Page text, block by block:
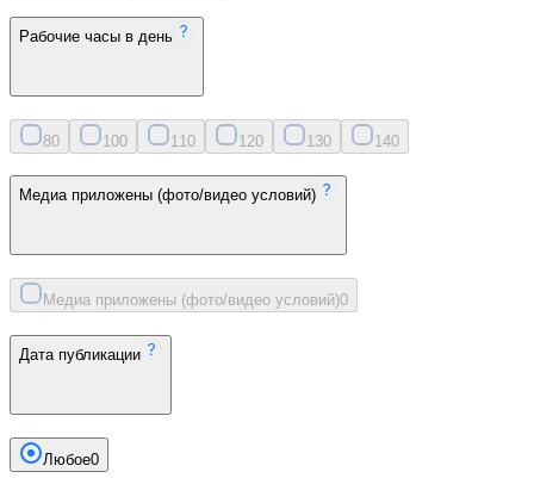
Рабочие часы в день
80 100 11 0 120 130 140
Медиа приложены (фото/видео условий)
Медиа приложены (фото/видео условий)0
Дата публикации
Любое0